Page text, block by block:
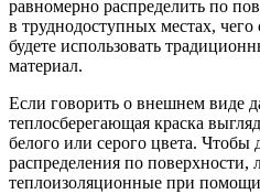
равномерно распределить по
в труднодоступных местах,
будете использовать
материал.
Если говорить о внешнем виде
теплосберегающая краска
белого или серого цвета. Чтобы
распределения по поверхности,
теплоизоляционные при